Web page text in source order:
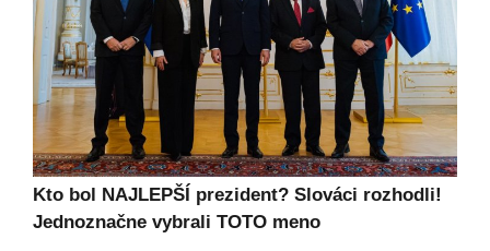
Kto bol NAJLEPŠÍ prezident? Slováci rozhodli!
Jednoznačne vybrali TOTO meno